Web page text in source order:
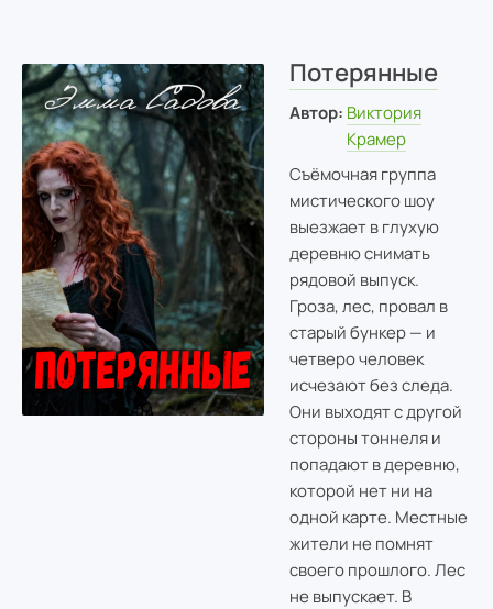
Потерянные
Автор: Виктория
Крамер
Съёмочная группа
мистического шоу
выезжает в глухую
деревню снимать
рядовой выпуск.
Гроза, лес, провал в
старый бункер — и
четверо человек
исчезают без следа.
Они выходят с другой
стороны тоннеля и
попадают в деревню,
которой нет ни на
одной карте. Местные
жители не помнят
своего прошлого. Лес
не выпускает. В